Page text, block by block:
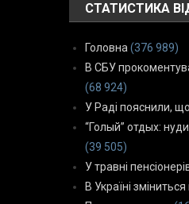
СТАТИСТИКА
Головна (376 989)
В СБУ
(68 924)
У Раді пояснили, що
“Голый” отдых:
(39 505)
У травні
В Україні